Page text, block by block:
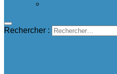
Rechercher :